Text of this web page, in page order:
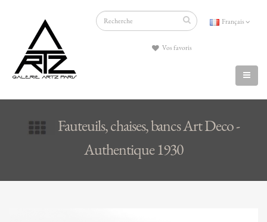
Français
Vos favoris
Fauteuils, chaises, bancs Art Deco -
Authentique 1930